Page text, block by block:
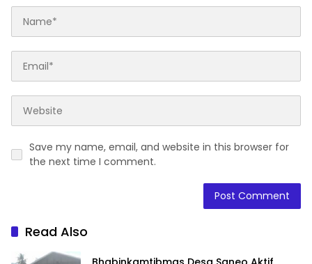
Save my name, email, and website in this browser for
the next time I comment.
Read Also